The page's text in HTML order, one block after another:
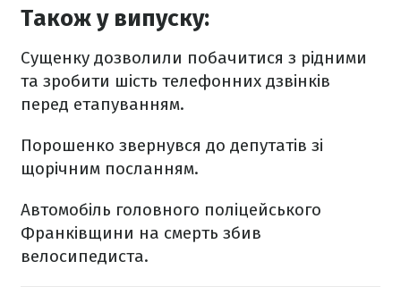
Також у випуску:
Сущенку дозволили побачитися з рідними
та зробити шість телефонних дзвінків
перед етапуванням.
Порошенко звернувся до депутатів зі
щорічним посланням.
Автомобіль головного поліцейського
Франківщини на смерть збив
велосипедиста.